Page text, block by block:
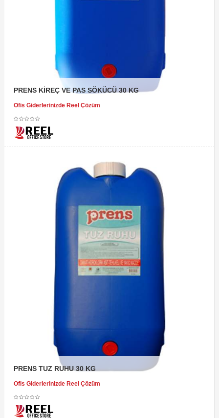
PRENS KİREÇ VE PAS SÖKÜCÜ 30 KG
Ofis Giderlerinizde Reel Çözüm
PRENS TUZ RUHU 30 KG
Ofis Giderlerinizde Reel Çözüm